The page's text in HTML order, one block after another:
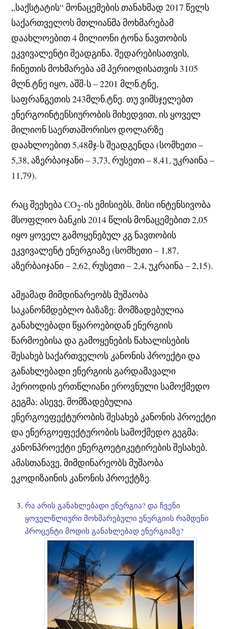
„საქსტატის“ მონაცემების თანახმად 2017 წელს
საქართველოს მთლიანმა მოხმარებამ
დაახლოებით 4 მილიონი ტონა ნავთობის
ეკვივალენტი შეადგინა. შედარებისათვის,
ჩინეთის მოხმარება ამ პერიოდისათვის 3105
მლნ.ტნე იყო, აშშ-ს – 2201 მლნ.ტნე,
საფრანგეთის 243მლნ.ტნე. თუ ვიმსჯელებთ
ენერგოინტენსიურობის მიხედვით, ის ყოველ
მილიონ საერთაშორისო დოლარზე
დაახლოებით 5,48მჯ-ს შეადგენდა (სომხეთი –
5,38, აზერბაიჯანი – 3,73, რუსეთი – 8,41, უკრაინა –
11,79).
რაც შეეხება СО2-ის ემისიებს, მისი ინტენსივობა
მსოფლიო ბანკის 2014 წლის მონაცემებით 2,05
იყო ყოველ გამოყენებულ კგ ნავთობის
ეკვივალენტ ენერგიაზე (სომხეთი – 1,87,
აზერბაიჯანი – 2,62, რუსეთი – 2,4, უკრაინა – 2,15).
ამჟამად მიმდინარეობს მუშაობა
საკანონმდებლო ბაზაზე: მომზადებულია
განახლებადი წყაროებიდან ენერგიის
წარმოებისა და გამოყენების წახალისების
შესახებ საქართველოს კანონის პროექტი და
განახლებადი ენერგიის გარდამავალი
პერიოდის ერთწლიანი ეროვნული სამოქმედო
გეგმა; ასევე, მომზადებულია
ენერგოეფექტურობის შესახებ კანონის პროექტი
და ენერგოეფექტურობის სამოქმედო გეგმა;
კანონპროექტი ენერგოეტიკეტირების შესახებ,
ამასთანავე, მიმდინარეობს მუშაობა
ეკოდიზაინის კანონის პროექტზე.
რა არის განახლებადი ენერგია? და ჩვენი
ყოველწლიური მოხმარებული ენერგიის რამდენი
პროცენტი მოდის განახლებად ენერგიაზე?